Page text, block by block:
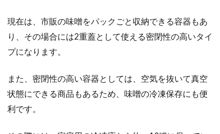
美味しいチャーハン＆スープの作り
抱く中華料理のイメージは、どんなものでしょ
うか？...
現在は、市販の味噌をパックごと収納できる容器もあ
り、その場合には2重蓋として使える密閉性の高いタイ
プになります。
また、密閉性の高い容器としては、空気を抜いて真空
状態にできる商品もあるため、味噌の冷凍保存にも便
利です。